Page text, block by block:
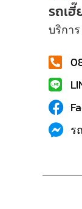
รถเฮี๊
บริกา
ร